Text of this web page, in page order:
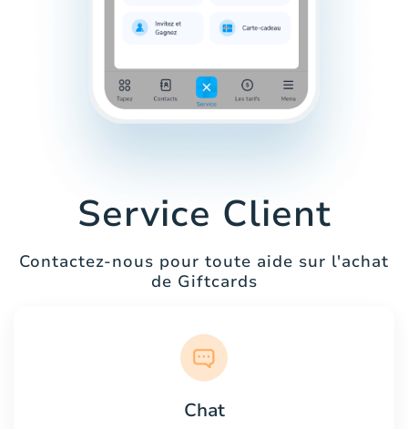
Service Client
Contactez-nous pour toute aide sur l'achat
de Giftcards
Chat